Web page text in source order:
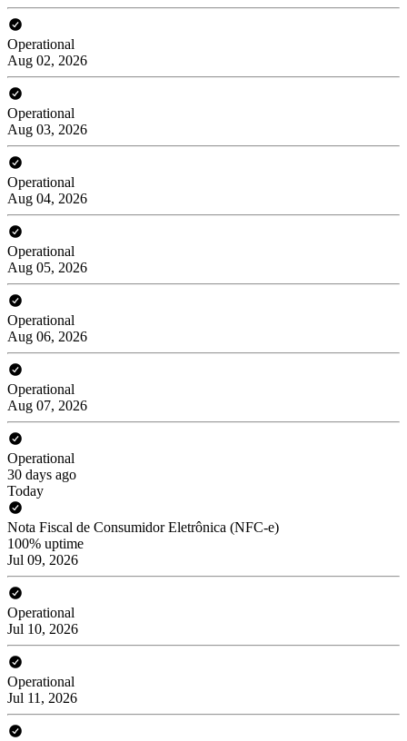
Operational
Aug 02, 2026
Operational
Aug 03, 2026
Operational
Aug 04, 2026
Operational
Aug 05, 2026
Operational
Aug 06, 2026
Operational
Aug 07, 2026
Operational
30 days ago
Today
Nota Fiscal de Consumidor Eletrônica (NFC-e)
100% uptime
Jul 09, 2026
Operational
Jul 10, 2026
Operational
Jul 11, 2026